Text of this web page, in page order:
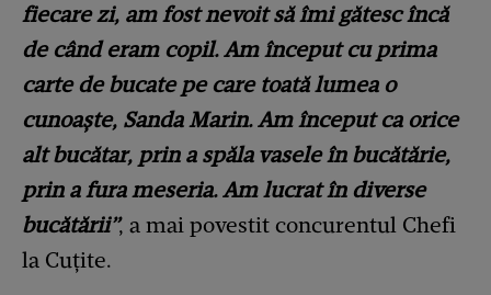
fiecare zi, am fost nevoit să îmi gătesc încă
de când eram copil. Am început cu prima
carte de bucate pe care toată lumea o
cunoaște, Sanda Marin. Am început ca orice
alt bucătar, prin a spăla vasele în bucătărie,
prin a fura meseria. Am lucrat în diverse
bucătării”, a mai povestit concurentul Chefi
la Cuțite.